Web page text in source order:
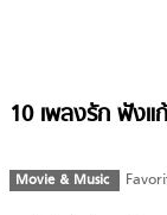
10 เพลงรัก ฟังแ
Movie & Music